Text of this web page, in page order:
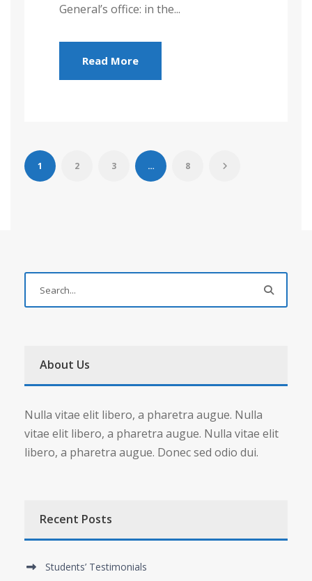
General’s office: in the...
Read More
1 2 3 … 8
About Us
Nulla vitae elit libero, a pharetra augue. Nulla
vitae elit libero, a pharetra augue. Nulla vitae elit
libero, a pharetra augue. Donec sed odio dui.
Recent Posts
Students’ Testimonials